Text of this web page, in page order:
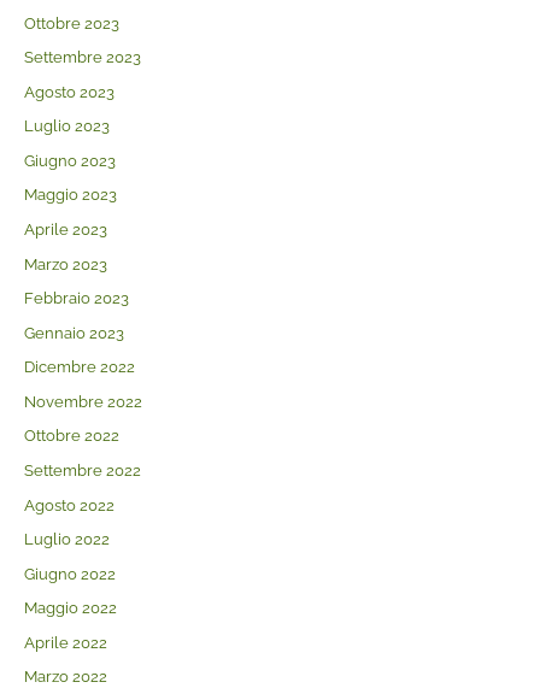
Ottobre 2023
Settembre 2023
Agosto 2023
Luglio 2023
Giugno 2023
Maggio 2023
Aprile 2023
Marzo 2023
Febbraio 2023
Gennaio 2023
Dicembre 2022
Novembre 2022
Ottobre 2022
Settembre 2022
Agosto 2022
Luglio 2022
Giugno 2022
Maggio 2022
Aprile 2022
Marzo 2022